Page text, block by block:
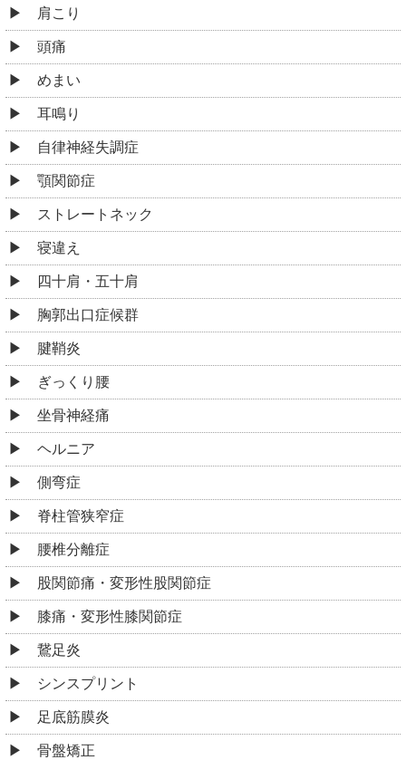
肩こり
頭痛
めまい
耳鳴り
自律神経失調症
顎関節症
ストレートネック
寝違え
四十肩・五十肩
胸郭出口症候群
腱鞘炎
ぎっくり腰
坐骨神経痛
ヘルニア
側弯症
脊柱管狭窄症
腰椎分離症
股関節痛・変形性股関節症
膝痛・変形性膝関節症
鵞足炎
シンスプリント
足底筋膜炎
骨盤矯正